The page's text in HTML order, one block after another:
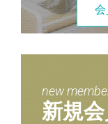
new
新規